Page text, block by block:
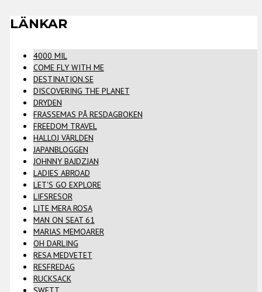
LÄNKAR
4000 MIL
COME FLY WITH ME
DESTINATION.SE
DISCOVERING THE PLANET
DRYDEN
FRASSEMAS PÅ RESDAGBOKEN
FREEDOM TRAVEL
HALLOJ VÄRLDEN
JAPANBLOGGEN
JOHNNY BAJDZJAN
LADIES ABROAD
LET'S GO EXPLORE
LIFSRESOR
LITE MERA ROSA
MAN ON SEAT 61
MARIAS MEMOARER
OH DARLING
RESA MEDVETET
RESFREDAG
RUCKSACK